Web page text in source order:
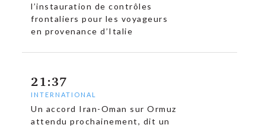
l’instauration de contrôles
frontaliers pour les voyageurs
en provenance d’Italie
21:37
INTERNATIONAL
Un accord Iran-Oman sur Ormuz
attendu prochainement, dit un